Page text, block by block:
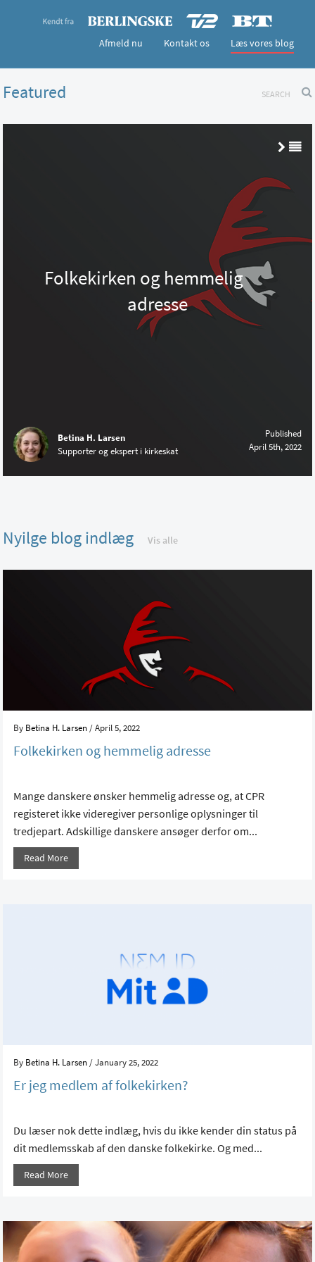
Afmeld nu Kontakt os Læs vores blog
Featured
Folkekirken og hemmelig
adresse
Betina H. Larsen
Supporter og ekspert i kirkeskat
Published
April 5th, 2022
Nyilge blog indlæg Vis alle
By Betina H. Larsen / April 5, 2022
Folkekirken og hemmelig adresse
Mange danskere ønsker hemmelig adresse og, at CPR
registeret ikke videregiver personlige oplysninger til
tredjepart. Adskillige danskere ansøger derfor om...
Read More
By Betina H. Larsen / January 25, 2022
Er jeg medlem af folkekirken?
Du læser nok dette indlæg, hvis du ikke kender din status på
dit medlemsskab af den danske folkekirke. Og med...
Read More